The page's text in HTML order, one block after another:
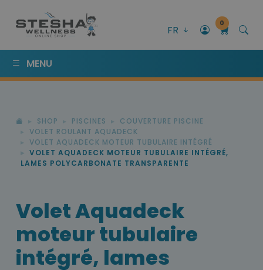
FR
0
MENU
SHOP PISCINES
COUVERTURE PISCINE
VOLET ROULANT AQUADECK
VOLET AQUADECK MOTEUR TUBULAIRE INTÉGRÉ
VOLET AQUADECK MOTEUR TUBULAIRE INTÉGRÉ,
LAMES POLYCARBONATE TRANSPARENTE
Volet Aquadeck
moteur tubulaire
intégré, lames